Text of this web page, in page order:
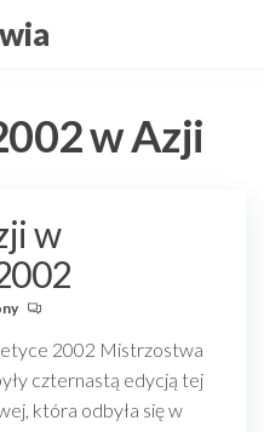
w Azji
w
2002 Mistrzostwa
czternastą edycją tej
która odbyła się w